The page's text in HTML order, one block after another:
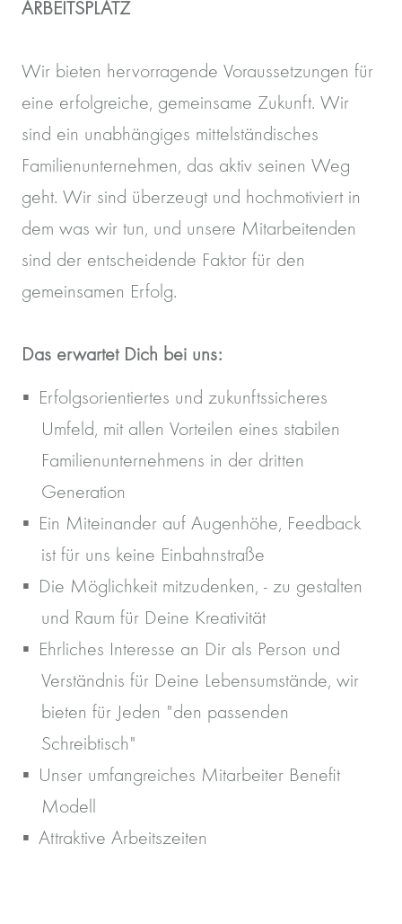
ARBEITSPLATZ
Wir bieten hervorragende Voraussetzungen für
eine erfolgreiche, gemeinsame Zukunft. Wir
sind ein unabhängiges mittelständisches
Familienunternehmen, das aktiv seinen Weg
geht. Wir sind überzeugt und hochmotiviert in
dem was wir tun, und unsere Mitarbeitenden
sind der entscheidende Faktor für den
gemeinsamen Erfolg.
Das erwartet Dich bei uns:
Erfolgsorientiertes und zukunftssicheres
Umfeld, mit allen Vorteilen eines stabilen
Familienunternehmens in der dritten
Generation
Ein Miteinander auf Augenhöhe, Feedback
ist für uns keine Einbahnstraße
Die Möglichkeit mitzudenken, - zu gestalten
und Raum für Deine Kreativität
Ehrliches Interesse an Dir als Person und
Verständnis für Deine Lebensumstände, wir
bieten für Jeden "den passenden
Schreibtisch"
Unser umfangreiches Mitarbeiter Benefit
Modell
Attraktive Arbeitszeiten